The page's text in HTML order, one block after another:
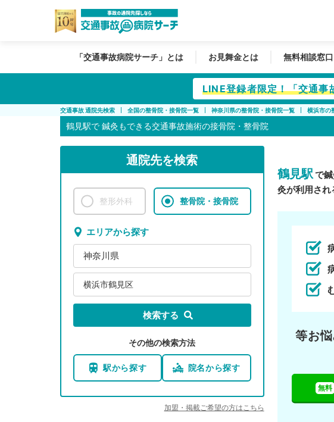
「交通事故病院サーチ」とは お見舞金とは 無料相談窓口
LINE登録者限定！「交通事
交通事故 通院先検索 全国の整骨院・接骨院一覧 神奈川県の整骨院・接骨院一覧 横浜市の
鶴見駅で 鍼灸もできる交通事故施術の接骨院・整骨院
通院先を検索
整形外科 整骨院・接骨院
エリアから探す
神奈川県
横浜市鶴見区
検索する
その他の検索方法
駅から探す 院名から探す
加盟・掲載ご希望の方はこちら
鶴見駅で
灸が利用され
等お悩
無料